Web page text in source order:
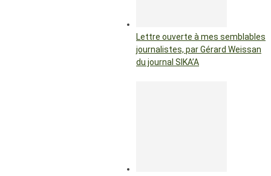
Lettre ouverte à mes semblables
journalistes, par Gérard Weissan
du journal SIKA’A